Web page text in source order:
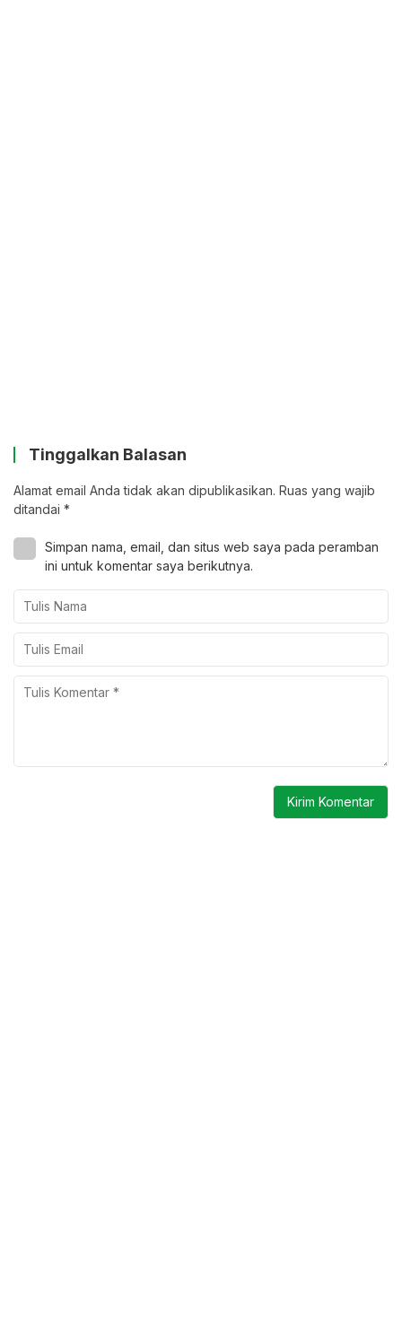
Tinggalkan Balasan
Alamat email Anda tidak akan dipublikasikan. Ruas yang wajib
ditandai *
Simpan nama, email, dan situs web saya pada peramban
ini untuk komentar saya berikutnya.